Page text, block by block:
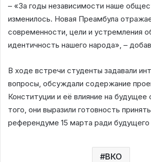
– «За годы независимости наше
изменилось. Новая Преамбула
современности, цели и устремления
идентичность нашего народа», –
В ходе встречи студенты задавали
вопросы, обсуждали содержание
Конституции и её влияние на
того, они выразили готовность
референдуме 15 марта ради будущего
ВКО